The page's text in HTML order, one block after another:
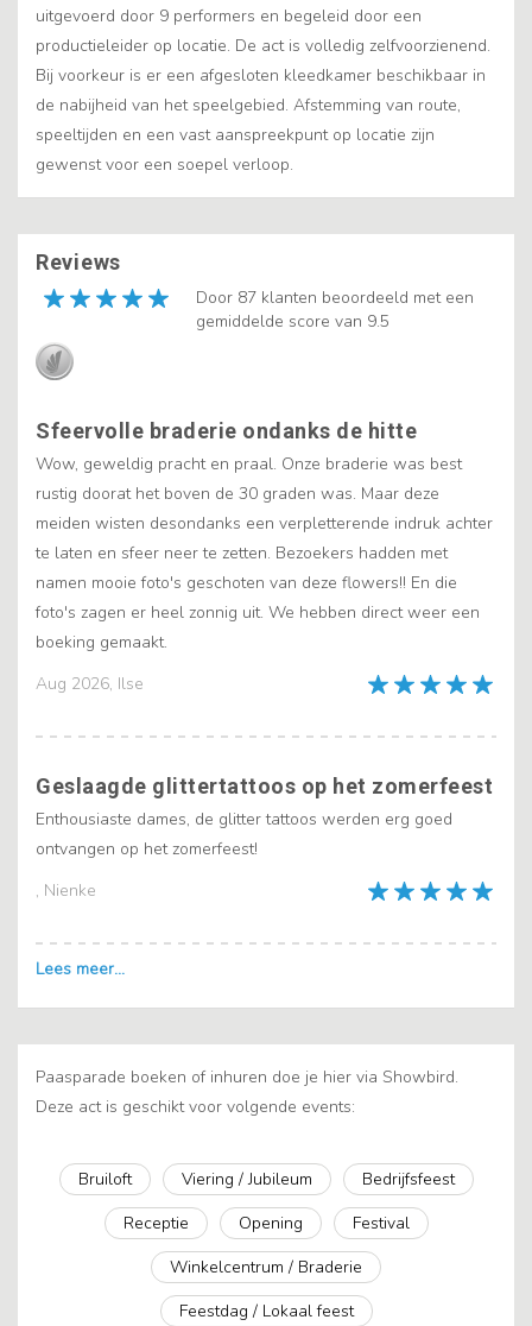
uitgevoerd door 9 performers en begeleid door een
productieleider op locatie. De act is volledig zelfvoorzienend.
Bij voorkeur is er een afgesloten kleedkamer beschikbaar in
de nabijheid van het speelgebied. Afstemming van route,
speeltijden en een vast aanspreekpunt op locatie zijn
gewenst voor een soepel verloop.
Reviews
Door 87 klanten beoordeeld met een
gemiddelde score van 9.5
Aug 2026, Ilse
Sfeervolle braderie ondanks de hitte
Wow, geweldig pracht en praal. Onze braderie was best
rustig doorat het boven de 30 graden was. Maar deze
meiden wisten desondanks een verpletterende indruk achter
te laten en sfeer neer te zetten. Bezoekers hadden met
namen mooie foto's geschoten van deze flowers!! En die
foto's zagen er heel zonnig uit. We hebben direct weer een
boeking gemaakt.
, Nienke
Geslaagde glittertattoos op het zomerfeest
Enthousiaste dames, de glitter tattoos werden erg goed
ontvangen op het zomerfeest!
Paasparade boeken of inhuren doe je hier via Showbird.
Deze act is geschikt voor volgende events:
Bruiloft Viering / Jubileum
Bedrijfsfeest
Receptie
Opening
Festival
Winkelcentrum / Braderie
Feestdag / Lokaal feest